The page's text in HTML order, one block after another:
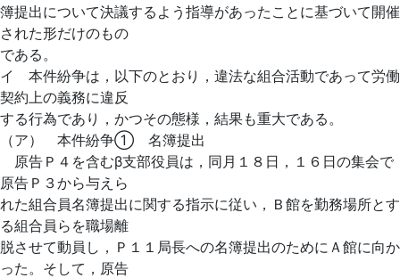
簿提出について決議するよう指導があったことに基づいて開催
された形だけのもの
である。
イ 本件紛争は，以下のとおり，違法な組合活動であって労働
契約上の義務に違反
する行為であり，かつその態様，結果も重大である。
（ア） 本件紛争① 名簿提出
原告Ｐ４を含むβ支部役員は，同月１８日，１６日の集会で
原告Ｐ３から与えら
れた組合員名簿提出に関する指示に従い，Ｂ館を勤務場所とす
る組合員らを職場離
脱させて動員し，Ｐ１１局長への名簿提出のためにＡ館に向か
った。そして，原告